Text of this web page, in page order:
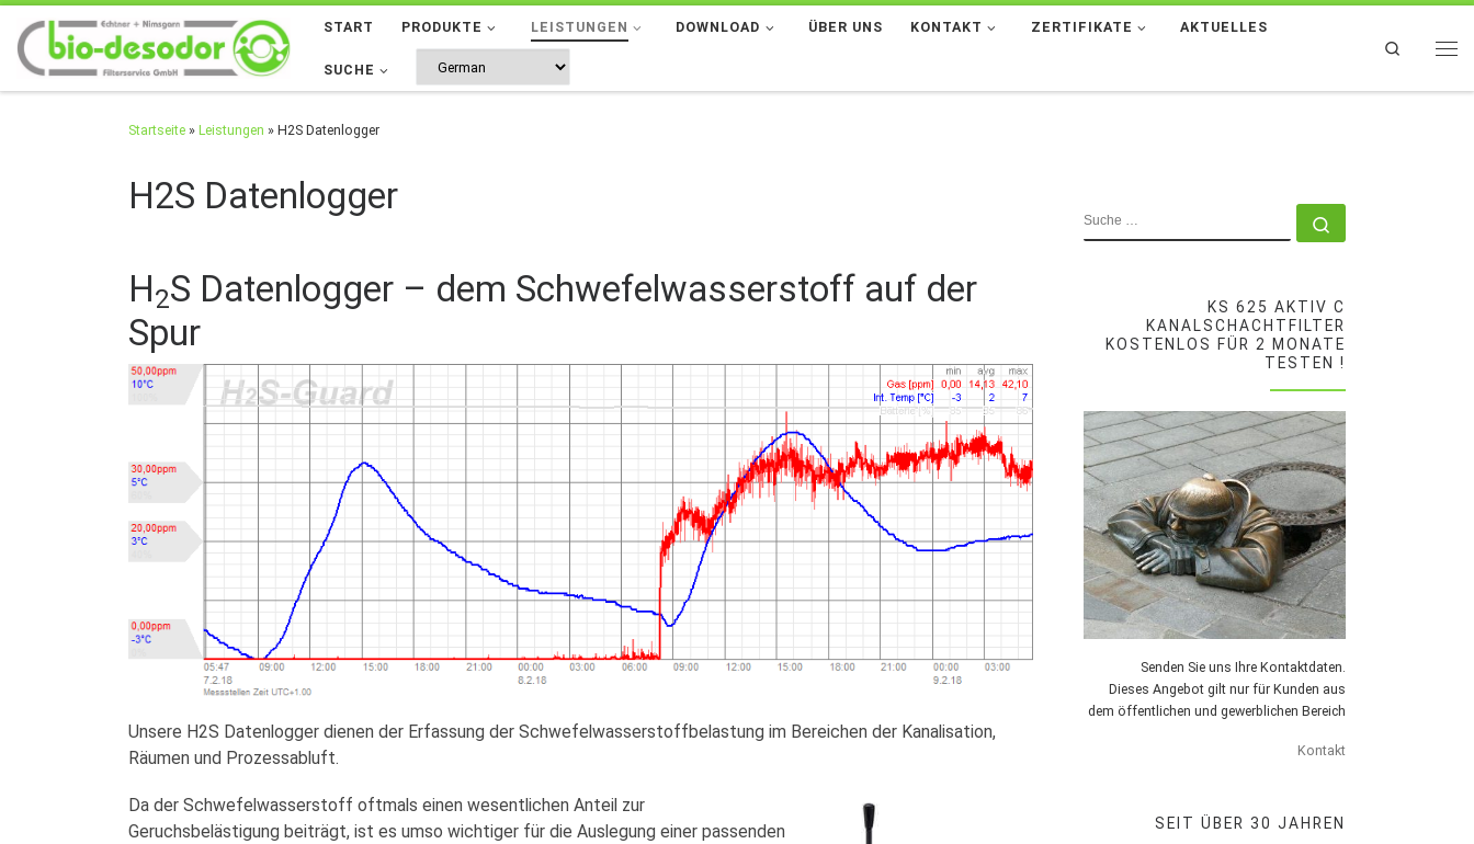
Zum Inhalt springen START PRODUKTE LEISTUNGEN DOWNLOAD ÜBER UNS KONTAKT ZERTIFIKATE AKTUELLES
SUCHE
Search
Startseite » Leistungen » H2S Datenlogger
H2S Datenlogger
H2S Datenlogger – dem Schwefelwasserstoff auf der
Spur
Unsere H2S Datenlogger dienen der Erfassung der Schwefelwasserstoffbelastung im Bereichen der Kanalisation,
Räumen und Prozessabluft.
Da der Schwefelwasserstoff oftmals einen wesentlichen Anteil zur
Geruchsbelästigung beiträgt, ist es umso wichtiger für die Auslegung einer passenden
SUCHE
KS 625 AKTIV C
KANALSCHACHTFILTER
KOSTENLOS FÜR 2 MONATE
TESTEN !
Senden Sie uns Ihre Kontaktdaten.
Dieses Angebot gilt nur für Kunden aus
dem öffentlichen und gewerblichen Bereich
Kontakt
SEIT ÜBER 30 JAHREN